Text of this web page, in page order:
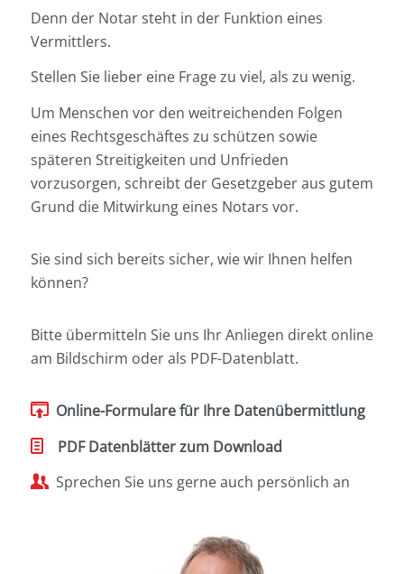
Denn der Notar steht in der Funktion eines
Vermittlers.
Stellen Sie lieber eine Frage zu viel, als zu wenig.
Um Menschen vor den weitreichenden Folgen
eines Rechtsgeschäftes zu schützen sowie
späteren Streitigkeiten und Unfrieden
vorzusorgen, schreibt der Gesetzgeber aus gutem
Grund die Mitwirkung eines Notars vor.
Sie sind sich bereits sicher, wie wir Ihnen helfen
können?
Bitte übermitteln Sie uns Ihr Anliegen direkt online
am Bildschirm oder als PDF-Datenblatt.
Online-Formulare für Ihre Datenübermittlung
PDF Datenblätter zum Download
Sprechen Sie uns gerne auch persönlich an